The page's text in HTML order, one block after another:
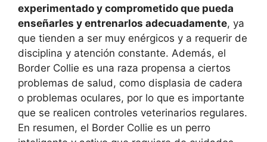
experimentado y comprometido que pueda
enseñarles y entrenarlos adecuadamente, ya
que tienden a ser muy enérgicos y a requerir de
disciplina y atención constante. Además, el
Border Collie es una raza propensa a ciertos
problemas de salud, como displasia de cadera
o problemas oculares, por lo que es importante
que se realicen controles veterinarios regulares.
En resumen, el Border Collie es un perro